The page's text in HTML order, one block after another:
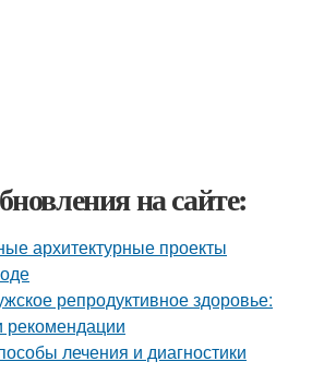
на сайте:
архитектурные проекты
репродуктивное здоровье:
рекомендации
лечения и диагностики